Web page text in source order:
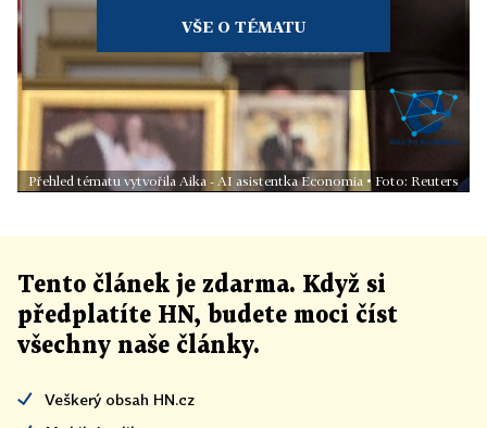
VŠE O TÉMATU
Přehled tématu vytvořila Aika - AI asistentka Economia • Foto: Reuters
Tento článek je zdarma. Když si
předplatíte HN, budete moci číst
všechny naše články.
Veškerý obsah HN.cz